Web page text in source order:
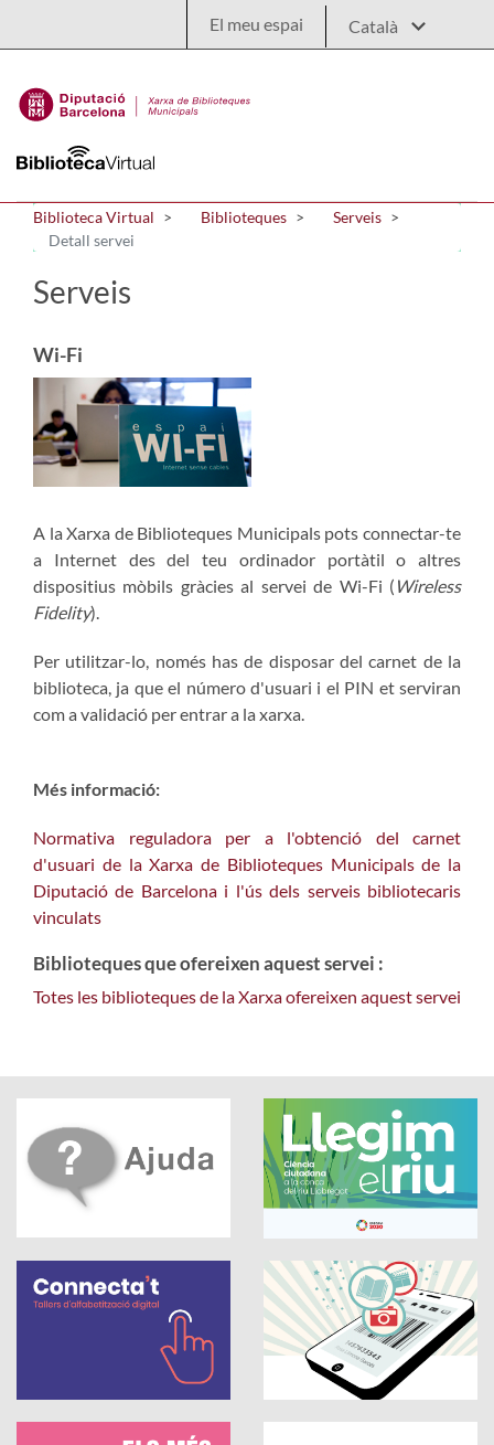
El meu espai
Biblioteca Virtual Biblioteques
Serveis
Detall servei
Serveis
Wi-Fi
A la Xarxa de Biblioteques Municipals pots connectar-te
a Internet des del teu ordinador portàtil o altres
dispositius mòbils gràcies al servei de Wi-Fi ( Wireless
Fidelity).
Per utilitzar-lo, només has de disposar del carnet de la
biblioteca, ja que el número d'usuari i el PIN et serviran
com a validació per entrar a la xarxa.
Més informació:
Normativa reguladora per a l'obtenció del carnet
d'usuari de la Xarxa de Biblioteques Municipals de la
Diputació de Barcelona i l'ús dels serveis bibliotecaris
vinculats
Biblioteques que ofereixen aquest servei :
Totes les biblioteques de la Xarxa ofereixen aquest servei